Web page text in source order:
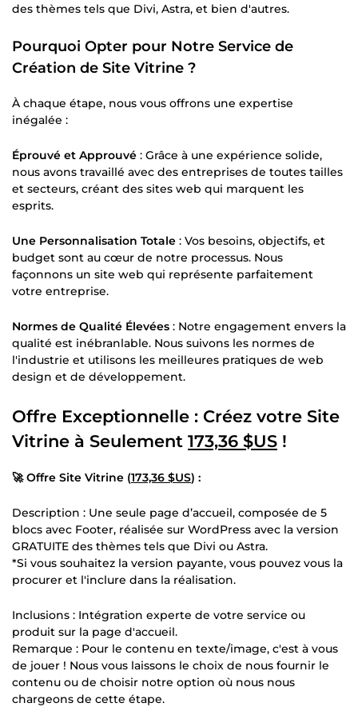
des thèmes tels que Divi, Astra, et bien d'autres.
Pourquoi Opter pour Notre Service de
Création de Site Vitrine ?
À chaque étape, nous vous offrons une expertise
inégalée :
Éprouvé et Approuvé : Grâce à une expérience solide,
nous avons travaillé avec des entreprises de toutes tailles
et secteurs, créant des sites web qui marquent les
esprits.
Une Personnalisation Totale : Vos besoins, objectifs, et
budget sont au cœur de notre processus. Nous
façonnons un site web qui représente parfaitement
votre entreprise.
Normes de Qualité Élevées : Notre engagement envers la
qualité est inébranlable. Nous suivons les normes de
l'industrie et utilisons les meilleures pratiques de web
design et de développement.
Offre Exceptionnelle : Créez votre Site
Vitrine à Seulement 173,36 $US !
🚀 Offre Site Vitrine (173,36 $US) :
Description : Une seule page d’accueil, composée de 5
blocs avec Footer, réalisée sur WordPress avec la version
GRATUITE des thèmes tels que Divi ou Astra.
*Si vous souhaitez la version payante, vous pouvez vous la
procurer et l'inclure dans la réalisation.
Inclusions : Intégration experte de votre service ou
produit sur la page d'accueil.
Remarque : Pour le contenu en texte/image, c'est à vous
de jouer ! Nous vous laissons le choix de nous fournir le
contenu ou de choisir notre option où nous nous
chargeons de cette étape.